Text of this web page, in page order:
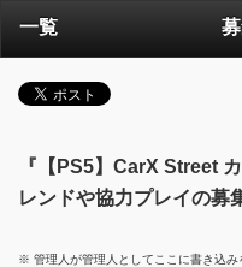
一覧
『【PS5】CarX Street
レンドや協力プレイの募
※ 管理人が管理人としてここに書き込